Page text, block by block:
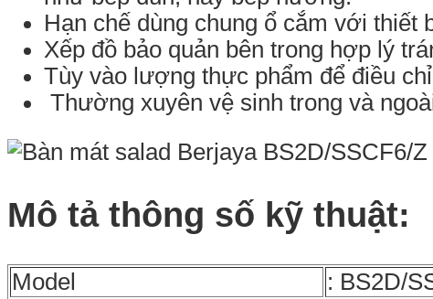
Hạn chế dùng chung ổ cắm với thiết
Xếp đồ bảo quản bên trong hợp lý
Tùy vào lượng thực phẩm để điều
Thường xuyên vệ sinh trong và
Mô tả thông số kỹ thuật:
Model
: BS2D/